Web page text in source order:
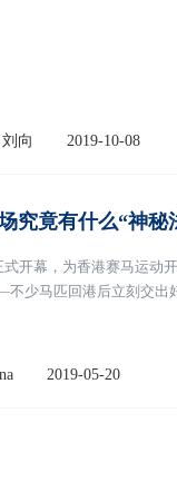
向 2019-10-08
究竟有什么“神秘
开幕，为香港赛马运动
少马匹回港后立刻交出
2019-05-20